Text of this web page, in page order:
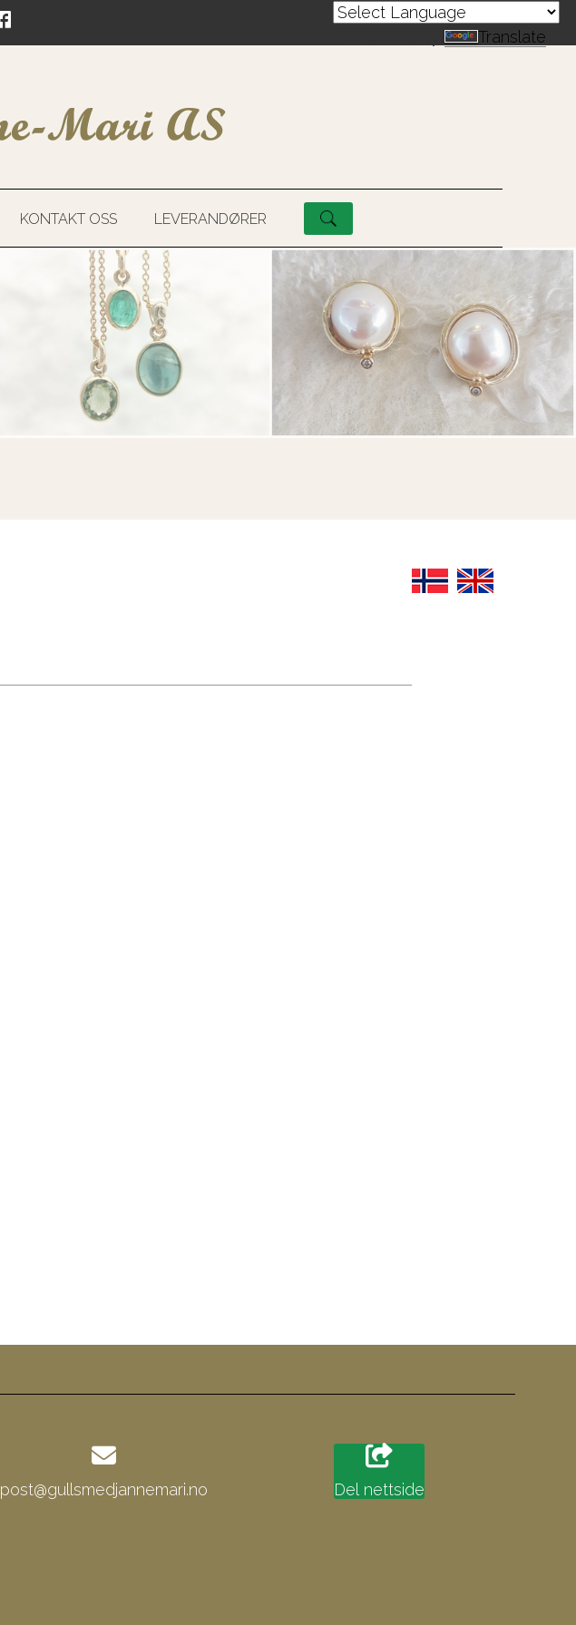
KONTAKT OSS LEVERANDØRER
Translate
post@gullsmedjannemari.no Del nettside